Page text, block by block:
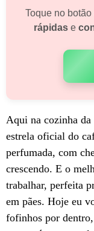
Toque no
rápidase
Aqui na cozinha da
estrela oficial do
perfumada, com
crescendo. E o
trabalhar, perfeita
em pães. Hoje eu
fofinhos por